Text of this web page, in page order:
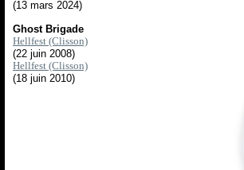
(13 mars 2024)
Ghost Brigade
Hellfest (Clisson)
(22 juin 2008)
Hellfest (Clisson)
(18 juin 2010)